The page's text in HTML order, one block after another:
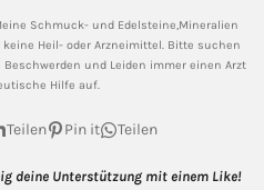
Schmuck- und Edelsteine,Mineralien
Heil- oder Arzneimittel. Bitte suchen
und Leiden immer einen Arzt
Hilfe auf.
Teilen Pin it Teilen
deine Unterstützung mit einem Like!